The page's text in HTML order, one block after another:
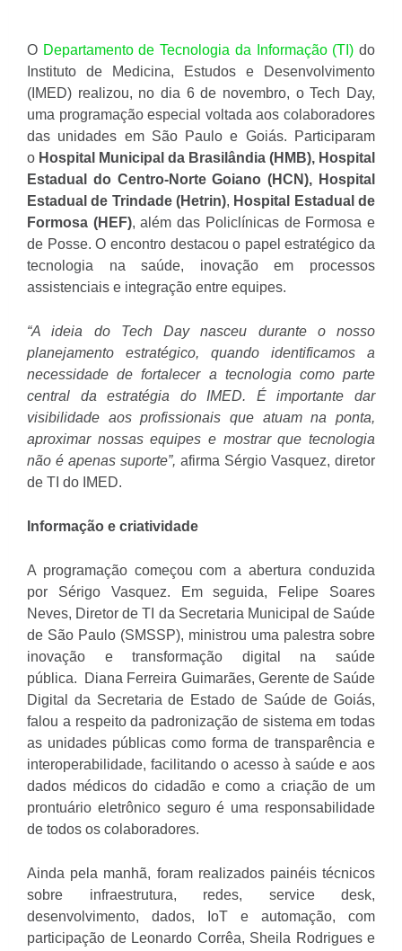
O Departamento de Tecnologia da Informação (TI) do
Instituto de Medicina, Estudos e Desenvolvimento
(IMED) realizou, no dia 6 de novembro, o Tech Day,
uma programação especial voltada aos colaboradores
das unidades em São Paulo e Goiás. Participaram
o Hospital Municipal da Brasilândia (HMB), Hospital
Estadual do Centro-Norte Goiano (HCN), Hospital
Estadual de Trindade (Hetrin), Hospital Estadual de
Formosa (HEF), além das Policlínicas de Formosa e
de Posse. O encontro destacou o papel estratégico da
tecnologia na saúde, inovação em processos
assistenciais e integração entre equipes.
“A ideia do Tech Day nasceu durante o nosso
planejamento estratégico, quando identificamos a
necessidade de fortalecer a tecnologia como parte
central da estratégia do IMED. É importante dar
visibilidade aos profissionais que atuam na ponta,
aproximar nossas equipes e mostrar que tecnologia
não é apenas suporte”, afirma Sérgio Vasquez, diretor
de TI do IMED.
Informação e criatividade
A programação começou com a abertura conduzida
por Sérigo Vasquez. Em seguida, Felipe Soares
Neves, Diretor de TI da Secretaria Municipal de Saúde
de São Paulo (SMSSP), ministrou uma palestra sobre
inovação e transformação digital na saúde
pública. Diana Ferreira Guimarães, Gerente de Saúde
Digital da Secretaria de Estado de Saúde de Goiás,
falou a respeito da padronização de sistema em todas
as unidades públicas como forma de transparência e
interoperabilidade, facilitando o acesso à saúde e aos
dados médicos do cidadão e como a criação de um
prontuário eletrônico seguro é uma responsabilidade
de todos os colaboradores.
Ainda pela manhã, foram realizados painéis técnicos
sobre infraestrutura, redes, service desk,
desenvolvimento, dados, IoT e automação, com
participação de Leonardo Corrêa, Sheila Rodrigues e